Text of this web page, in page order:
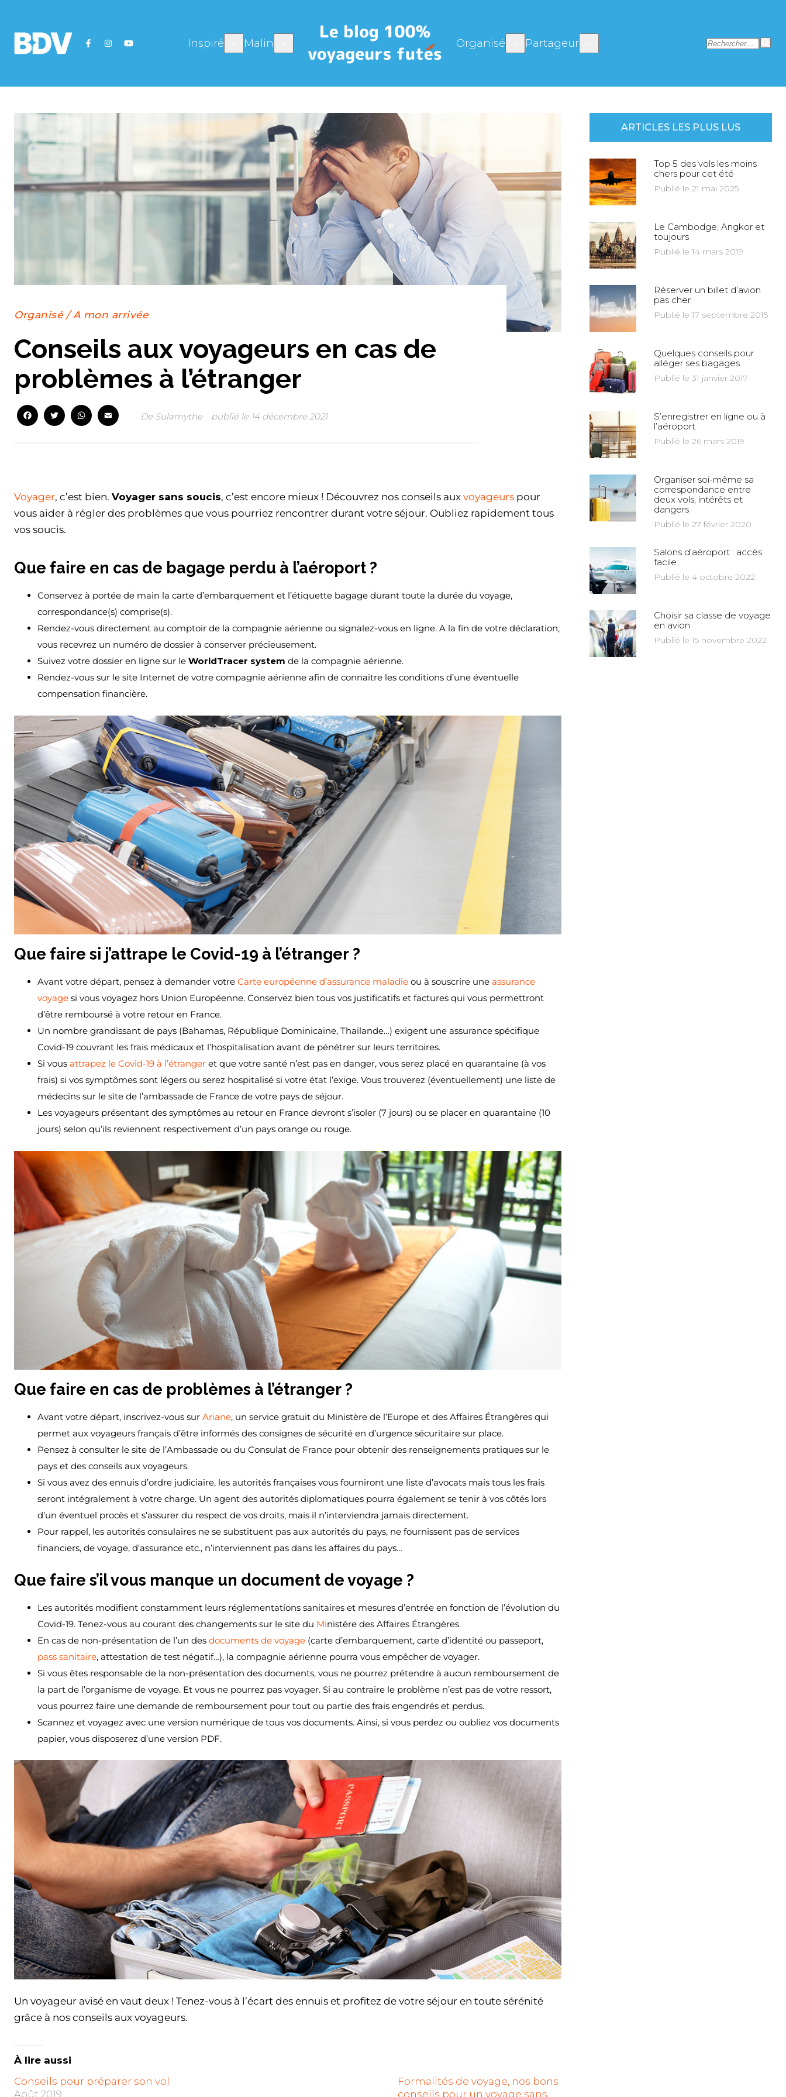
Inspiré Malin Organisé Partageur
Organisé/A mon arrivée
Conseils aux voyageurs en cas de
problèmes à l’étranger
FacebookTwitterWhatsApp
Email
De Sulamythe publié le 14 décembre 2021
Voyager, c’est bien. Voyager sans soucis, c’est encore mieux ! Découvrez nos conseils aux voyageurs pour
vous aider à régler des problèmes que vous pourriez rencontrer durant votre séjour. Oubliez rapidement tous
vos soucis.
Que faire en cas de bagage perdu à l’aéroport ?
Conservez à portée de main la carte d’embarquement et l’étiquette bagage durant toute la durée du voyage,
correspondance(s) comprise(s).
Rendez-vous directement au comptoir de la compagnie aérienne ou signalez-vous en ligne. A la fin de votre déclaration,
vous recevrez un numéro de dossier à conserver précieusement.
Suivez votre dossier en ligne sur le WorldTracer system de la compagnie aérienne.
Rendez-vous sur le site Internet de votre compagnie aérienne afin de connaitre les conditions d’une éventuelle
compensation financière.
Que faire si j’attrape le Covid-19 à l’étranger ?
Avant votre départ, pensez à demander votre Carte européenne d’assurance maladie ou à souscrire une assurance
voyage si vous voyagez hors Union Européenne. Conservez bien tous vos justificatifs et factures qui vous permettront
d’être remboursé à votre retour en France.
Un nombre grandissant de pays (Bahamas, République Dominicaine, Thaïlande…) exigent une assurance spécifique
Covid-19 couvrant les frais médicaux et l’hospitalisation avant de pénétrer sur leurs territoires.
Si vous attrapez le Covid-19 à l’étranger et que votre santé n’est pas en danger, vous serez placé en quarantaine (à vos
frais) si vos symptômes sont légers ou serez hospitalisé si votre état l’exige. Vous trouverez (éventuellement) une liste de
médecins sur le site de l’ambassade de France de votre pays de séjour.
Les voyageurs présentant des symptômes au retour en France devront s’isoler (7 jours) ou se placer en quarantaine (10
jours) selon qu’ils reviennent respectivement d’un pays orange ou rouge.
Que faire en cas de problèmes à l’étranger ?
Avant votre départ, inscrivez-vous sur Ariane, un service gratuit du Ministère de l’Europe et des Affaires Étrangères qui
permet aux voyageurs français d’être informés des consignes de sécurité en d’urgence sécuritaire sur place.
Pensez à consulter le site de l’Ambassade ou du Consulat de France pour obtenir des renseignements pratiques sur le
pays et des conseils aux voyageurs.
Si vous avez des ennuis d’ordre judiciaire, les autorités françaises vous fourniront une liste d’avocats mais tous les frais
seront intégralement à votre charge. Un agent des autorités diplomatiques pourra également se tenir à vos côtés lors
d’un éventuel procès et s’assurer du respect de vos droits, mais il n’interviendra jamais directement.
Pour rappel, les autorités consulaires ne se substituent pas aux autorités du pays, ne fournissent pas de services
financiers, de voyage, d’assurance etc., n’interviennent pas dans les affaires du pays…
Que faire s’il vous manque un document de voyage ?
Les autorités modifient constamment leurs réglementations sanitaires et mesures d’entrée en fonction de l’évolution du
Covid-19. Tenez-vous au courant des changements sur le site du Ministère des Affaires Étrangères.
En cas de non-présentation de l’un des documents de voyage (carte d’embarquement, carte d’identité ou passeport,
pass sanitaire, attestation de test négatif…), la compagnie aérienne pourra vous empêcher de voyager.
Si vous êtes responsable de la non-présentation des documents, vous ne pourrez prétendre à aucun remboursement de
la part de l’organisme de voyage. Et vous ne pourrez pas voyager. Si au contraire le problème n’est pas de votre ressort,
vous pourrez faire une demande de remboursement pour tout ou partie des frais engendrés et perdus.
Scannez et voyagez avec une version numérique de tous vos documents. Ainsi, si vous perdez ou oubliez vos documents
papier, vous disposerez d’une version PDF.
Un voyageur avisé en vaut deux ! Tenez-vous à l’écart des ennuis et profitez de votre séjour en toute sérénité
grâce à nos conseils aux voyageurs.
À lire aussi
Conseils pour préparer son vol
Août 2019
Formalités de voyage, nos bons
conseils pour un voyage sans
ARTICLES LES PLUS LUS
Top 5 des vols les moins
chers pour cet été
Publié le 21 mai 2025
Le Cambodge, Angkor et
toujours
Publié le 14 mars 2019
Réserver un billet d’avion
pas cher
Publié le 17 septembre 2015
Quelques conseils pour
alléger ses bagages
Publié le 31 janvier 2017
S’enregistrer en ligne ou à
l’aéroport
Publié le 26 mars 2019
Organiser soi-même sa
correspondance entre
deux vols, intérêts et
dangers
Publié le 27 février 2020
Salons d’aéroport : accès
facile
Publié le 4 octobre 2022
Choisir sa classe de voyage
en avion
Publié le 15 novembre 2022